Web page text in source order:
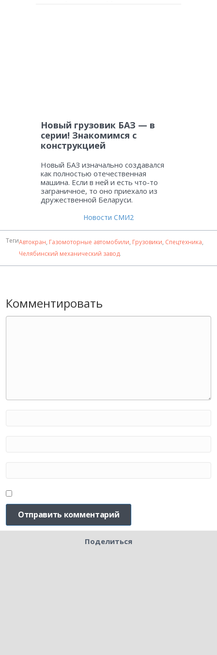
Новый грузовик БАЗ — в
серии! Знакомимся с
конструкцией
Новый БАЗ изначально создавался
как полностью отечественная
машина. Если в ней и есть что-то
заграничное, то оно приехало из
дружественной Беларуси.
Новости СМИ2
ТегиАвтокран, Газомоторные автомобили, Грузовики, Спецтехника,
Челябинский механический завод.
Комментировать
Поделиться